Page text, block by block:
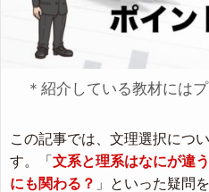
＊紹介している教材には
この記事では、文理選択につ
す。「 文系と理系はなにが違
にも関わる？ 」といった疑問